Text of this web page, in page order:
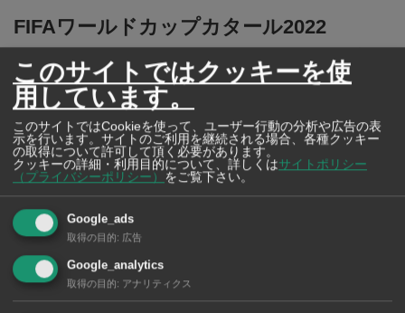
FIFAワールドカップカタール2022
trueが他チャンネルでの同時放映を承認
このサイトではクッキーを使
用しています。
このサイトではCookieを使って、ユーザー行動の分析や広告の表
示を行います。サイトのご利用を継続される場合、各種クッキー
の取得について許可して頂く必要があります。
クッキーの詳細・利用目的について、詳しくはサイトポリシー
（プライバシーポリシー）
をご覧下さい。
Google_ads
取得の目的: 広告
Google_analytics
取得の目的: アナリティクス